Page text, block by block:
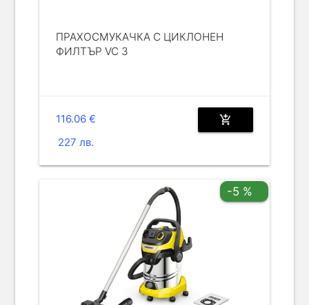
ПРАХОСМУКАЧКА С ЦИКЛОНЕН
ФИЛТЪР VC 3
116.06 €
227 лв.
add_shopping_cart
-5 %